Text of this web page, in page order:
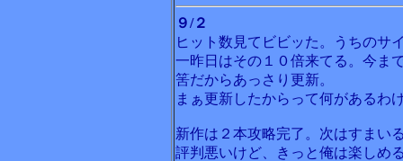
９/２
ヒット数見てビビッた。うちのサ
一昨日はその１０倍来てる。今ま
筈だからあっさり更新。
まぁ更新したからって何があるわ
新作は２本攻略完了。次はすまい
評判悪いけど、きっと俺は楽しめ